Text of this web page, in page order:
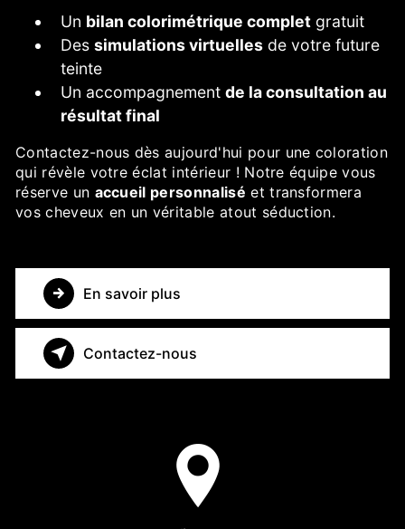
Un bilan colorimétrique complet gratuit
Des simulations virtuelles de votre future
teinte
Un accompagnement de la consultation au
résultat final
Contactez-nous dès aujourd'hui pour une coloration
qui révèle votre éclat intérieur ! Notre équipe vous
réserve un accueil personnalisé et transformera
vos cheveux en un véritable atout séduction.
En savoir plus
Contactez-nous